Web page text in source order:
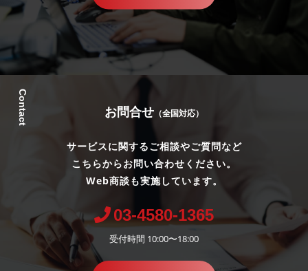
Contact お問合せ （全国対応）
サービスに関するご相談やご質問など
こちらからお問い合わせください。
Web商談も実施しています。
03-4580-1365
受付時間 10:00〜18:00